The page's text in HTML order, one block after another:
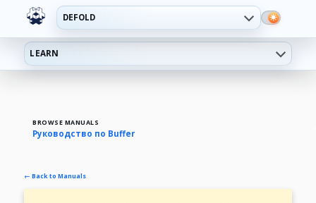
DEFOLD
LEARN
BROWSE MANUALS
Руководство по Buffer
← Back to Manuals